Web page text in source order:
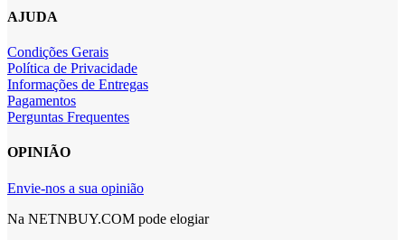
AJUDA
Condições Gerais
Política de Privacidade
Informações de Entregas
Pagamentos
Perguntas Frequentes
OPINIÃO
Envie-nos a sua opinião
Na NETNBUY.COM pode elogiar